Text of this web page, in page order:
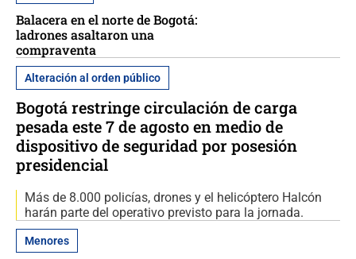
Balacera en el norte de Bogotá:
ladrones asaltaron una
compraventa
Alteración al orden público
Bogotá restringe circulación de carga
pesada este 7 de agosto en medio de
dispositivo de seguridad por posesión
presidencial
Más de 8.000 policías, drones y el helicóptero Halcón
harán parte del operativo previsto para la jornada.
Menores